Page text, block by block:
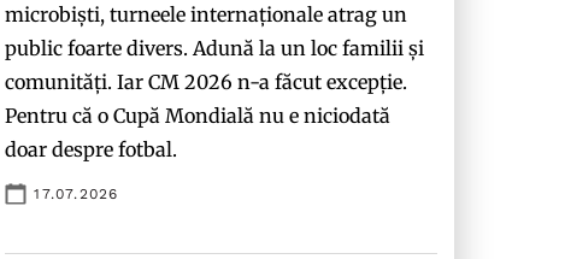
microbiști, turneele internaționale atrag un
public foarte divers. Adună la un loc familii și
comunități. Iar CM 2026 n-a făcut excepție.
Pentru că o Cupă Mondială nu e niciodată
doar despre fotbal.
17.07.2026